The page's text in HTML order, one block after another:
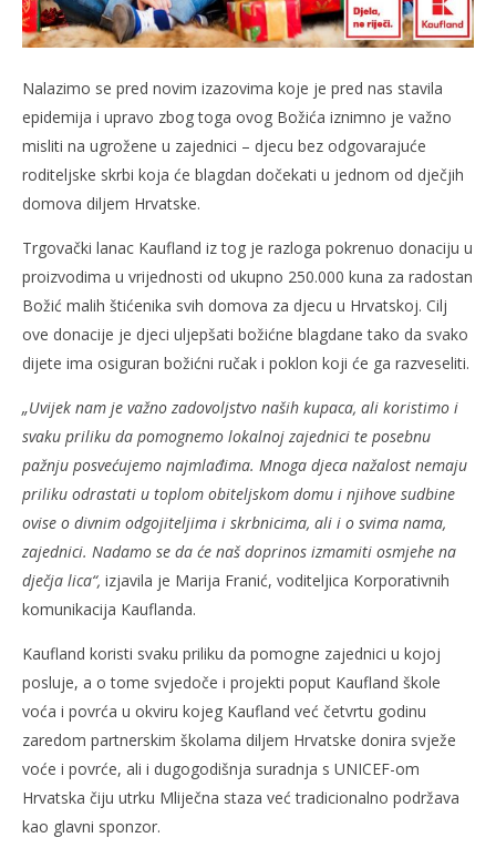
16.12.2020.
slatina.net
Nalazimo se pred novim izazovima koje je pred nas stavila
epidemija i upravo zbog toga ovog Božića iznimno je važno
misliti na ugrožene u zajednici – djecu bez odgovarajuće
roditeljske skrbi koja će blagdan dočekati u jednom od dječjih
domova diljem Hrvatske.
Trgovački lanac Kaufland iz tog je razloga pokrenuo donaciju u
proizvodima u vrijednosti od ukupno 250.000 kuna za radostan
Božić malih štićenika svih domova za djecu u Hrvatskoj. Cilj
ove donacije je djeci uljepšati božićne blagdane tako da svako
dijete ima osiguran božićni ručak i poklon koji će ga razveseliti.
„Uvijek nam je važno zadovoljstvo naših kupaca, ali koristimo i
svaku priliku da pomognemo lokalnoj zajednici te posebnu
pažnju posvećujemo najmlađima. Mnoga djeca nažalost nemaju
priliku odrastati u toplom obiteljskom domu i njihove sudbine
ovise o divnim odgojiteljima i skrbnicima, ali i o svima nama,
zajednici. Nadamo se da će naš doprinos izmamiti osmjehe na
dječja lica“, izjavila je Marija Franić, voditeljica Korporativnih
komunikacija Kauflanda.
Kaufland koristi svaku priliku da pomogne zajednici u kojoj
posluje, a o tome svjedoče i projekti poput Kaufland škole
voća i povrća u okviru kojeg Kaufland već četvrtu godinu
zaredom partnerskim školama diljem Hrvatske donira svježe
voće i povrće, ali i dugogodišnja suradnja s UNICEF-om
Hrvatska čiju utrku Mliječna staza već tradicionalno podržava
kao glavni sponzor.